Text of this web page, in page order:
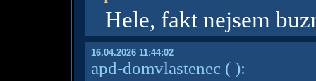
Hele, fakt nejsem
16.04.2026 11:44:02
apd-domvlastenec( ):